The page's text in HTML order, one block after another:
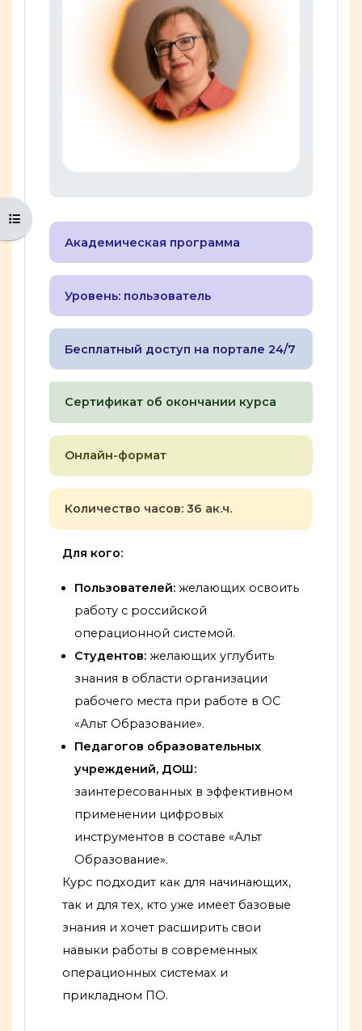
Открыть оглавление курса
Академическая программа
Уровень: пользователь
Бесплатный доступ на портале 24/7
Сертификат об окончании курса
Онлайн-формат
Количество часов: 36 ак.ч.
Для кого:
Пользователей:желающих освоить
работу с российской
операционной системой.
Студентов:желающих углубить
знания в области организации
рабочего места при работе в ОС
«Альт Образование».
Педагогов образовательных
учреждений, ДОШ:
заинтересованных в эффективном
применении цифровых
инструментов в составе «Альт
Образование».
Курс подходит как для начинающих,
так и для тех, кто уже имеет базовые
знания и хочет расширить свои
навыки работы в современных
операционных системах и
прикладном ПО.